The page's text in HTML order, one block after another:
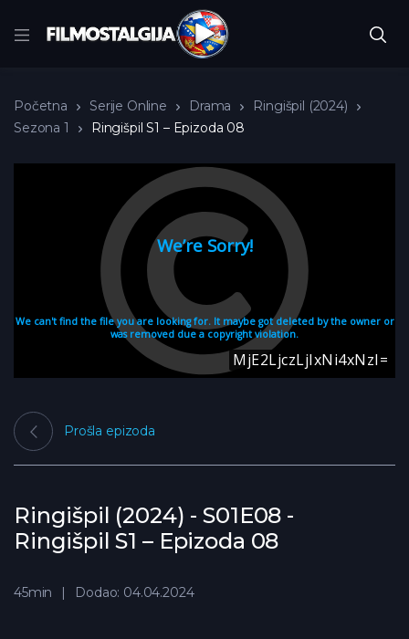
Početna Serije Online Drama
Ringišpil (2024)
Sezona 1
Ringišpil S1 – Epizoda 08
Ringišpil (2024) - S01E08 -
Ringišpil S1 – Epizoda 08
Prošla epizoda
45min Dodao: 04.04.2024